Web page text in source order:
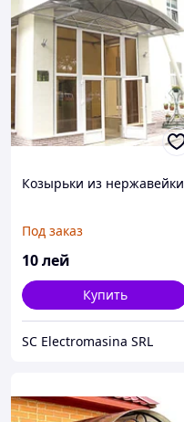
Козырьки из нержавейки
Под заказ
10лей
Купить
SC Electromasina SRL